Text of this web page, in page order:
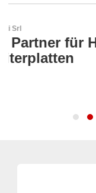
AC/